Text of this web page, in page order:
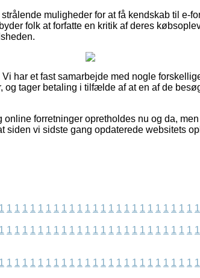
muligheder for at få kendskab til e-
folk at forfatte en kritik af deres
har et fast samarbejde med nogle
og tager betaling i tilfælde af at en af de
forretninger opretholdes nu og da,
siden vi sidste gang opdaterede websitets
1 1 1 1 1 1 1 1 1 1 1 1 1 1 1 1 1 1 1 1 1 1 1 1 1 1
1 1 1 1 1 1 1 1 1 1 1 1 1 1 1 1 1 1 1 1 1 1 1 1 1 1
1 1 1 1 1 1 1 1 1 1 1 1 1 1 1 1 1 1 1 1 1 1 1 1 1 1